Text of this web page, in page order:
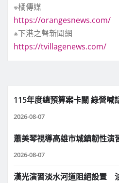
※橘傳媒
https://orangesnews.com/
※下港之聲新聞網
https://tvillagenews.com/
115年度總預算案卡關 綠營喊
2026-08-07
蕭美琴視導高雄市城鎮韌性演
2026-08-07
漢光演習淡水河道阻絕設置